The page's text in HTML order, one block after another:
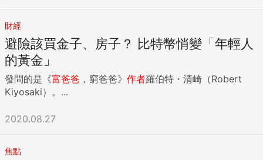
財經
避險該買金子、房子？ 比特幣悄變「年輕人
的黃金」
發問的是《富爸爸 ，窮爸爸》 作者羅伯特・清崎（Robert
Kiyosaki）。...
2020.08.27
焦點